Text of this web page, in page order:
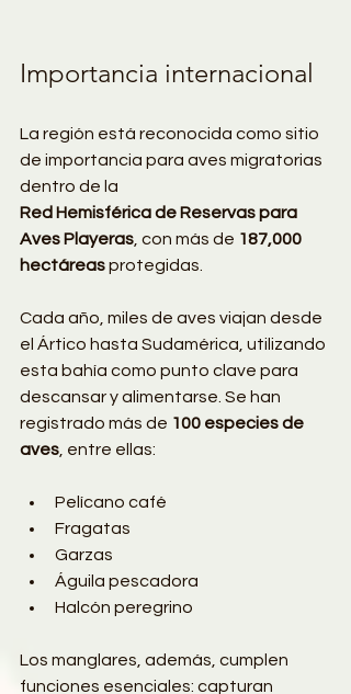
Importancia internacional
La región está reconocida como sitio
de importancia para aves migratorias
dentro de la
Red Hemisférica de Reservas para
Aves Playeras , con más de 187,000
hectáreas protegidas.
Cada año, miles de aves viajan desde
el Ártico hasta Sudamérica, utilizando
esta bahía como punto clave para
descansar y alimentarse. Se han
registrado más de 100 especies de
aves , entre ellas:
Pelícano café
Fragatas
Garzas
Águila pescadora
Halcón peregrino
Los manglares, además, cumplen
funciones esenciales: capturan